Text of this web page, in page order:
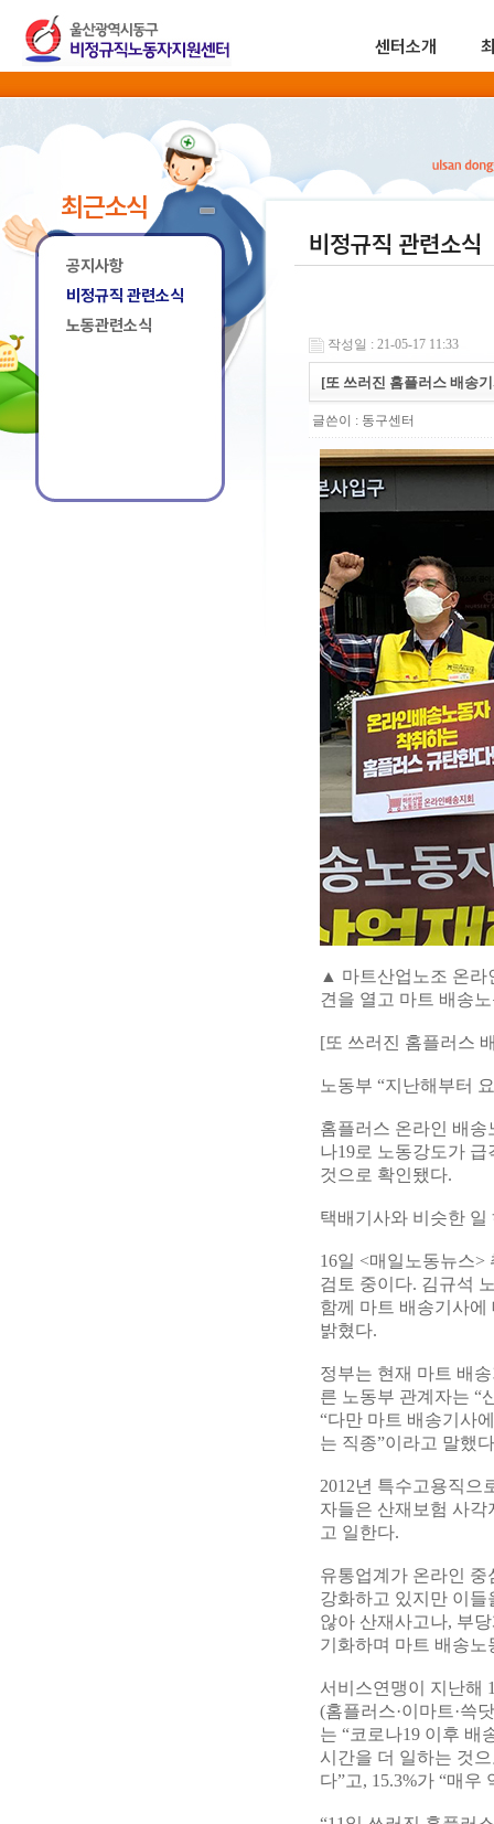
센터소개
최근소식
공지사항
비정규직 관련소식
노동관련소식
비정규직 관련소식
작성일 : 21-05-17 11:33
[또 쓰러진 홈플러스 배송
글쓴이 : 동구센터
▲ 마트산업노조 온라
견을 열고 마트 배송
[또 쓰러진 홈플러스
노동부 “지난해부터
홈플러스 온라인 배
나19로 노동강도가
것으로 확인됐다.
택배기사와 비슷한
16일 <매일노동뉴스
검토 중이다. 김규석
함께 마트 배송기사
밝혔다.
정부는 현재 마트 배
른 노동부 관계자는 “
“다만 마트 배송기사
는 직종”이라고 말했
2012년 특수고용직으
자들은 산재보험 사
고 일한다.
유통업계가 온라인 중
강화하고 있지만 이
않아 산재사고나, 부
기화하며 마트 배송
서비스연맹이 지난해
(홈플러스·이마트·쓱
는 “코로나19 이후 배
시간을 더 일하는 것
다”고, 15.3%가 “매우